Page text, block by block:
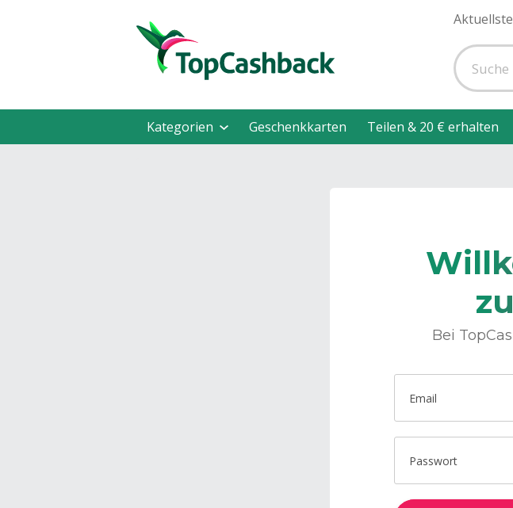
Kategorien Geschenkkarten Teilen & 20 € erhalten
Bei
Email
Passwort